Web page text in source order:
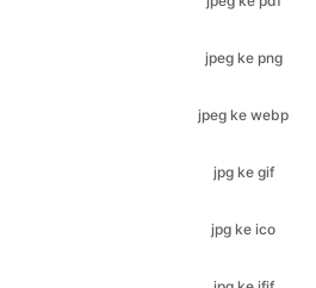
jpeg ke webp
jpg ke gif
jpg ke ico
jpg ke jfif
jpg ke bmp